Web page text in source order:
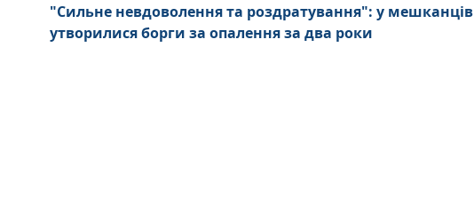
"Сильне невдоволення та роздратування": у
утворилися борги за опалення за два роки